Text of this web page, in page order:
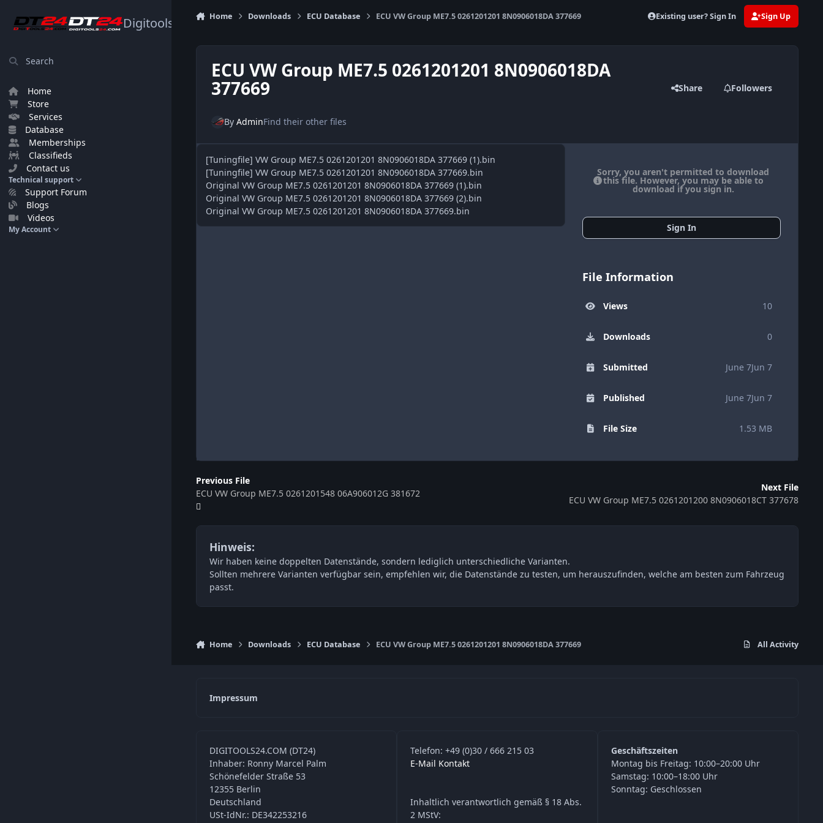
Digitools24.com
Search
Home
Store
Services
Database
Memberships
Classifieds
Contact us
Technical support
Support Forum
Blogs
Videos
My Account
Home Downloads ECU Database ECU VW Group ME7.5 0261201201 8N0906018DA 377669 Existing user? Sign In Sign Up
ECU VW Group ME7.5 0261201201 8N0906018DA
377669 Share Followers
By AdminFind their other files
[Tuningfile] VW Group ME7.5 0261201201 8N0906018DA 377669 (1).bin
[Tuningfile] VW Group ME7.5 0261201201 8N0906018DA 377669.bin
Original VW Group ME7.5 0261201201 8N0906018DA 377669 (1).bin
Original VW Group ME7.5 0261201201 8N0906018DA 377669 (2).bin
Original VW Group ME7.5 0261201201 8N0906018DA 377669.bin
Sorry, you aren't permitted to download
this file. However, you may be able to
download if you sign in.
Sign In
File Information
Views 10
Downloads 0
Submitted June 7Jun 7
Published June 7Jun 7
File Size 1.53 MB
Previous File
ECU VW Group ME7.5 0261201548 06A906012G 381672
Next File
ECU VW Group ME7.5 0261201200 8N0906018CT 377678
Hinweis:
Wir haben keine doppelten Datenstände, sondern lediglich unterschiedliche Varianten.
Sollten mehrere Varianten verfügbar sein, empfehlen wir, die Datenstände zu testen, um herauszufinden, welche am besten zum Fahrzeug
passt.
Home Downloads ECU Database ECU VW Group ME7.5 0261201201 8N0906018DA 377669 All Activity
Impressum
DIGITOOLS24.COM (DT24)
Inhaber: Ronny Marcel Palm
Schönefelder Straße 53
12355 Berlin
Deutschland
USt-IdNr.: DE342253216
Telefon: +49 (0)30 / 666 215 03
E-Mail Kontakt
Inhaltlich verantwortlich gemäß § 18 Abs.
2 MStV:
Geschäftszeiten
Montag bis Freitag: 10:00–20:00 Uhr
Samstag: 10:00–18:00 Uhr
Sonntag: Geschlossen